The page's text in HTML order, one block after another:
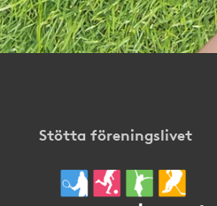
Stötta föreningslivet